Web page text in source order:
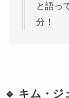
と語っ
分！
🔹 キム・ジ